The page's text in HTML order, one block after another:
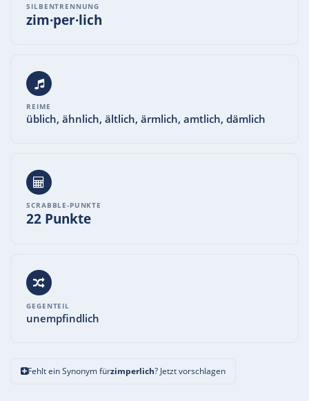
SILBENTRENNUNG
zim·per·lich
REIME
üblich, ähnlich, ältlich, ärmlich, amtlich, dämlich
SCRABBLE-PUNKTE
22 Punkte
GEGENTEIL
unempfindlich
Fehlt ein Synonym fürzimperlich? Jetzt vorschlagen